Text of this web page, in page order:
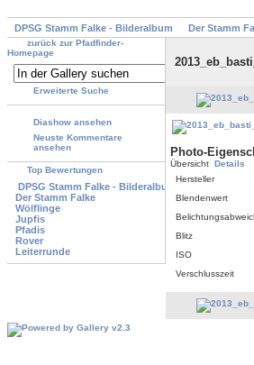
DPSG Stamm Falke - Bilderalbum Der Stamm
zurück zur Pfadfinder-
Homepage
Erweiterte Suche
Diashow ansehen
Neuste Kommentare
ansehen
Top Bewertungen
DPSG Stamm Falke - Bilderalbum
Der Stamm Falke
Wölflinge
Jupfis
Pfadis
Rover
Leiterrunde
Photo-
Übersicht Details
Hersteller
Blendenwert
Blitz
ISO
Verschlusszeit